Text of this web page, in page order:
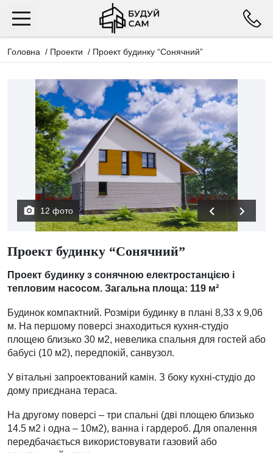
Головна / Проекти / Проект будинку “Сонячний”
12 фото
Проект будинку “Сонячний”
Проект будинку з сонячною електростанцією і
тепловим насосом. Загальна площа: 119 м²
Будинок компактний. Розміри будинку в плані 8,33 х 9,06
м. На першому поверсі знаходиться кухня-студіо
площею близько 30 м2, невелика спальня для гостей або
бабусі (10 м2), передпокій, санвузол.
У вітальні запроектований камін. З боку кухні-студіо до
дому приєднана тераса.
На другому поверсі – три спальні (дві площею близько
14.5 м2 і одна – 10м2), ванна і гардероб. Для опалення
передбачається використовувати газовий або